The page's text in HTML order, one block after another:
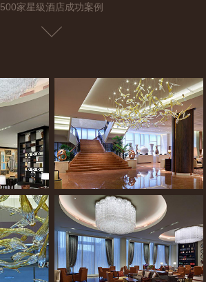
500家星級酒店成功案例